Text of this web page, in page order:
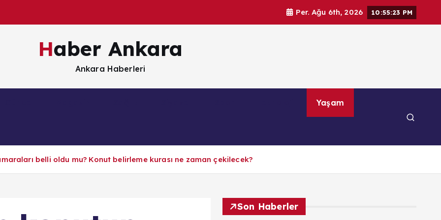
Per. Ağu 6th, 2026 10:55:24 PM
Haber Ankara
Ankara Haberleri
Yaşam
belli oldu mu? Konut belirleme kurası ne zaman çekilecek?
Son Haberler